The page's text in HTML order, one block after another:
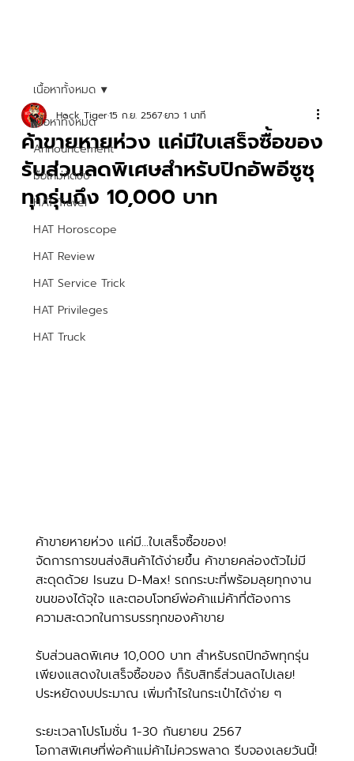
เนื้อหาทั้งหมด
Announcement
มือใหม่หัดขับ
HAT Travel
HAT Horoscope
HAT Review
HAT Service Trick
HAT Privileges
HAT Truck
เนื้อหาทั้งหมด
ค้าขายหายห่วง แค่มีใบเสร็จซื้อของ
รับส่วนลดพิเศษสำหรับปิกอัพอีซูซุ
ทุกรุ่นถึง 10,000 บาท
Hock Tiger15 ก.ย. 2567ยาว 1 นาที
ค้าขายหายห่วง แค่มี...ใบเสร็จซื้อของ!
จัดการการขนส่งสินค้าได้ง่ายขึ้น ค้าขายคล่องตัวไม่มี
สะดุดด้วย Isuzu D-Max! รถกระบะที่พร้อมลุยทุกงาน
ขนของได้จุใจ และตอบโจทย์พ่อค้าแม่ค้าที่ต้องการ
ความสะดวกในการบรรทุกของค้าขาย
รับส่วนลดพิเศษ 10,000 บาท สำหรับรถปิกอัพทุกรุ่น
เพียงแสดงใบเสร็จซื้อของ ก็รับสิทธิ์ส่วนลดไปเลย!
ประหยัดงบประมาณ เพิ่มกำไรในกระเป๋าได้ง่าย ๆ
ระยะเวลาโปรโมชั่น 1-30 กันยายน 2567
โอกาสพิเศษที่พ่อค้าแม่ค้าไม่ควรพลาด รีบจองเลยวันนี้!